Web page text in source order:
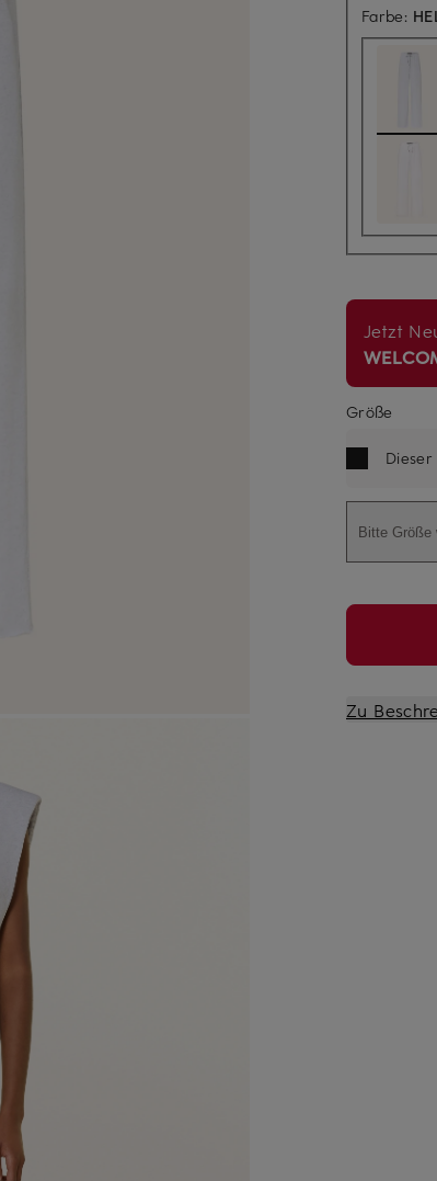
Farbe:
Jetzt
Größe
Bitte Größe
Zu